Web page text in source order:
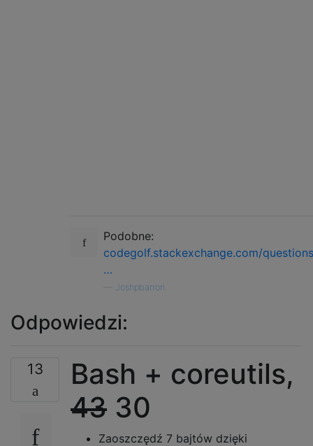
Podobne:
codegolf.stackexchange.com/
…
Joshpbarron
Odpowiedzi:
13
Bash + coreutils,
43 30
Zaoszczędź 7 bajtów dzięki